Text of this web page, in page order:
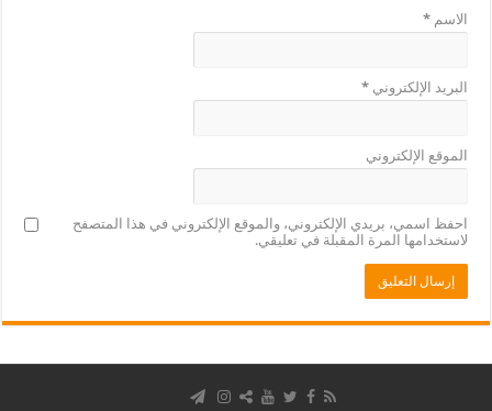
الاسم*
البريد الإلكتروني*
الموقع الإلكتروني
احفظ اسمي، بريدي الإلكتروني، والموقع الإلكتروني في هذا المتصفح
لاستخدامها المرة المقبلة في تعليقي.